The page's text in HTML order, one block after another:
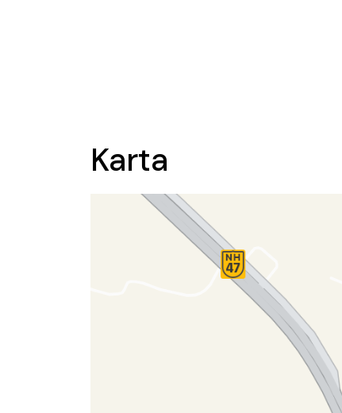
Karta